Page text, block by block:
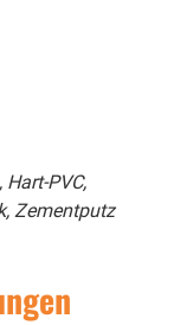
PVC,
Zementputz